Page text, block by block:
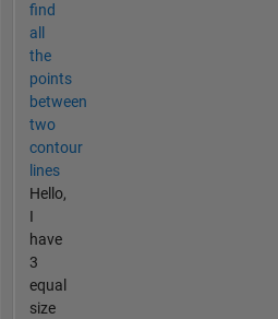
find
all
the
points
between
two
contour
lines
Hello,
I
have
3
equal
size